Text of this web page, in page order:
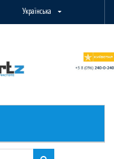
Українська